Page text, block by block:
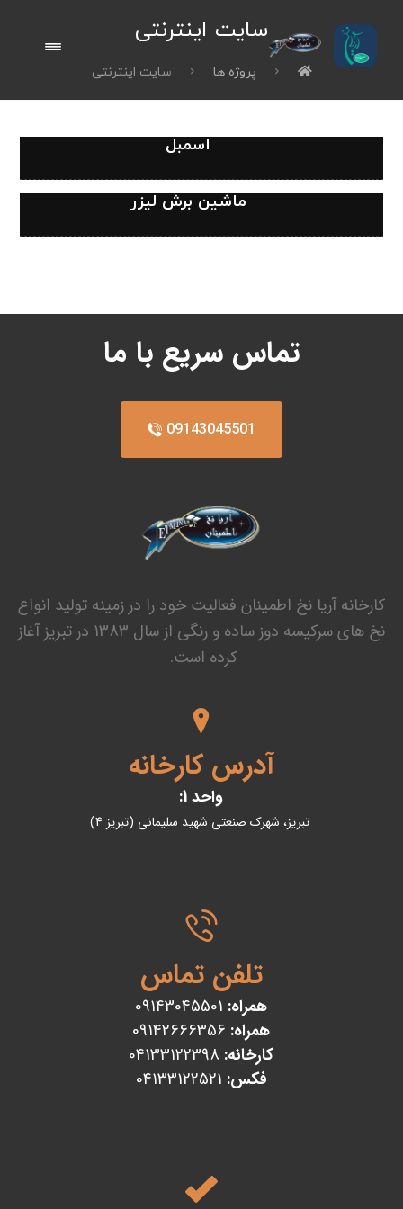
سایت اینترنتی
پروژه ها سایت اینترنتی
اسمبل
ماشین برش لیزر
تماس سریع با ما
09143045501
کارخانه آریا نخ اطمینان فعالیت خود را در زمینه تولید انواع
نخ های سرکیسه دوز ساده و رنگی از سال 1383 در تبریز آغاز
کرده است.
آدرس کارخانه
واحد 1:
تبریز، شهرک صنعتی شهید سلیمانی (تبریز 4)
تلفن تماس
همراه:
همراه:
کارخانه: 04133122398
فکس: